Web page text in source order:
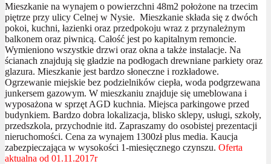
Mieszkanie na wynajem o powierzchni 48m2 położone na trzecim
piętrze przy ulicy Celnej w Nysie. Mieszkanie składa się z dwóch
pokoi, kuchni, łazienki oraz przedpokoju wraz z przynależnym
balkonem oraz piwnicą. Całość jest po kapitalnym remoncie.
Wymieniono wszystkie drzwi oraz okna a także instalacje. Na
ścianach znajdują się gładzie na podłogach drewniane parkiety oraz
glazura. Mieszkanie jest bardzo słoneczne i rozkładowe.
Ogrzewanie miejskie bez podzielników ciepła, woda podgrzewana
junkersem gazowym. W mieszkaniu znajduje się umeblowana i
wyposażona w sprzęt AGD kuchnia. Miejsca parkingowe przed
budynkiem. Bardzo dobra lokalizacja, blisko sklepy, usługi, szkoły,
przedszkola, przychodnie itd. Zapraszamy do osobistej prezentacji
nieruchomości. Cena za wynajem 1300zł plus media. Kaucja
zabezpieczająca w wysokości 1-miesięcznego czynszu. Oferta
aktualna od 01.11.2017r